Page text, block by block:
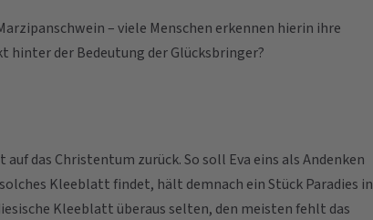
– viele Menschen erkennen hierin ihre
hinter der Bedeutung der Glücksbringer?
das Christentum zurück. So soll Eva eins als Andenken
Kleeblatt findet, hält demnach ein Stück Paradies in
Kleeblatt überaus selten, den meisten fehlt das